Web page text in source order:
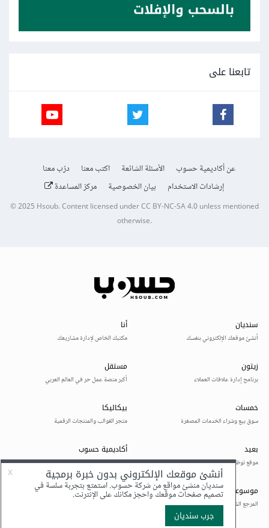
تابعنا على
عن أكاديمية حسوب الأسئلة الشائعة اكتب معنا
درّب معنا
إرشادات الاستخدام
بيان الخصوصية مركز المساعدة
© 2025Hsoub.Content licensed underCC BY-NC-SA 4.0unless mentioned
otherwise.